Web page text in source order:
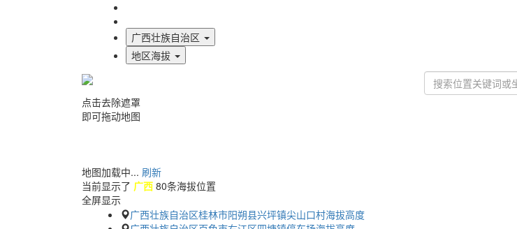
广西壮族自治区
地区海拔
点击去除遮罩
即可拖动地图
地图加载中... 刷新
当前显示了 广西 80条海拔位置
全屏显示
广西壮族自治区桂林市阳朔县兴坪镇尖山口村海拔高度